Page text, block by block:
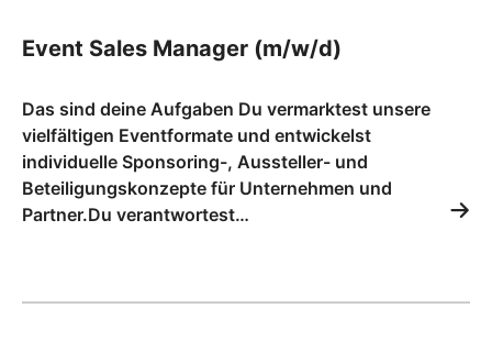
Event Sales Manager (m/w/d)
Das sind deine Aufgaben Du vermarktest unsere
vielfältigen Eventformate und entwickelst
individuelle Sponsoring-, Aussteller- und
Beteiligungskonzepte für Unternehmen und
Partner.Du verantwortest…